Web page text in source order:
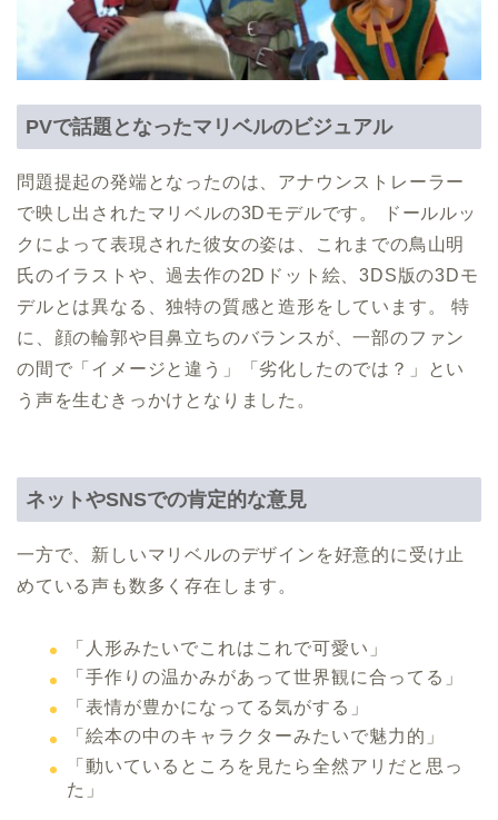
PVで話題となったマリベルのビジュアル
問題提起の発端となったのは、アナウンストレーラー
で映し出されたマリベルの3Dモデルです。 ドールルッ
クによって表現された彼女の姿は、これまでの鳥山明
氏のイラストや、過去作の2Dドット絵、3DS版の3Dモ
デルとは異なる、独特の質感と造形をしています。 特
に、顔の輪郭や目鼻立ちのバランスが、一部のファン
の間で「イメージと違う」「劣化したのでは？」とい
う声を生むきっかけとなりました。
ネットやSNSでの肯定的な意見
一方で、新しいマリベルのデザインを好意的に受け止
めている声も数多く存在します。
「人形みたいでこれはこれで可愛い」
「手作りの温かみがあって世界観に合ってる」
「表情が豊かになってる気がする」
「絵本の中のキャラクターみたいで魅力的」
「動いているところを見たら全然アリだと思っ
た」